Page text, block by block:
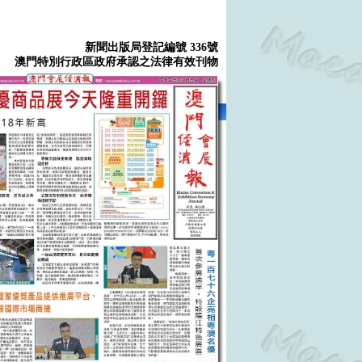
新聞出版局登記編號 336號
澳門特別行政區政府承認之法律有效刊物